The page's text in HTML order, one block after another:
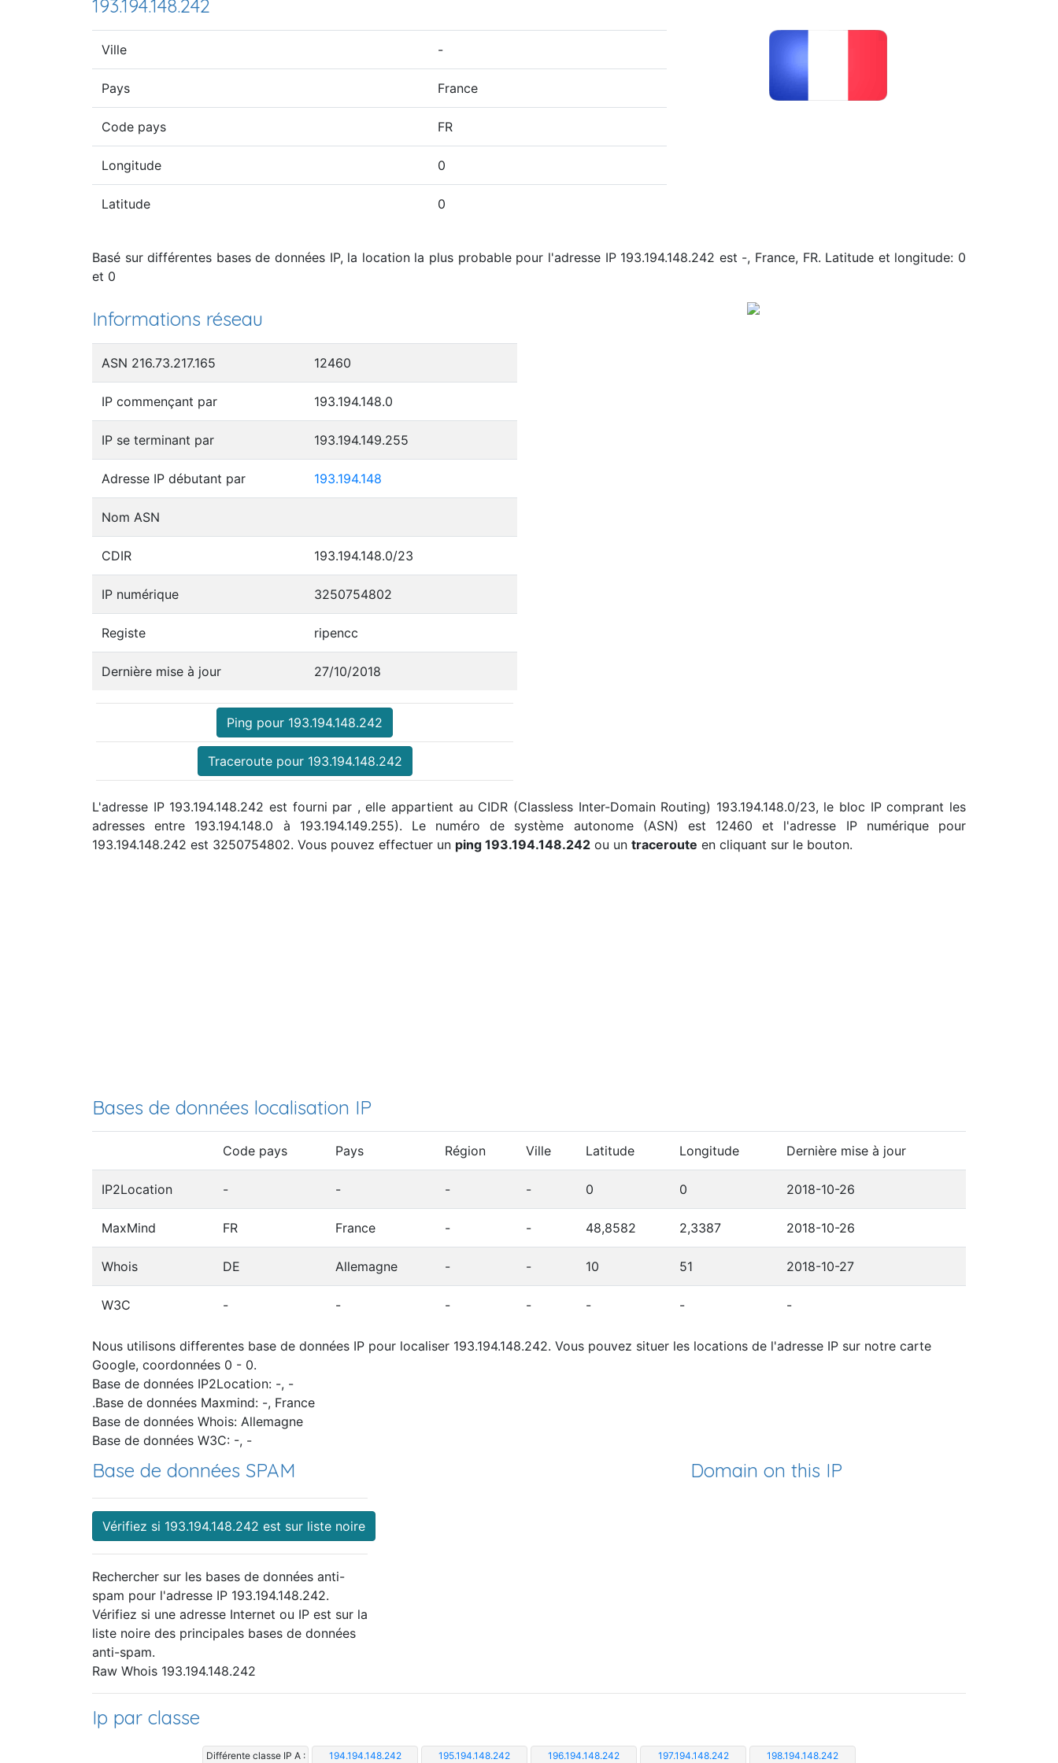
193.194.148.242
Ville -
Pays France
Code pays FR
Longitude 0
Latitude 0
Basé sur différentes bases de données IP, la location la plus probable pour l'adresse IP 193.194.148.242 est -, France, FR. Latitude et longitude: 0
et 0
Informations réseau
ASN 216.73.217.165 12460
IP commençant par 193.194.148.0
IP se terminant par 193.194.149.255
Adresse IP débutant par 193.194.148
Nom ASN
CDIR 193.194.148.0/23
IP numérique 3250754802
Registe ripencc
Dernière mise à jour 27/10/2018
Ping pour 193.194.148.242
Traceroute pour 193.194.148.242
L'adresse IP 193.194.148.242 est fourni par , elle appartient au CIDR (Classless Inter-Domain Routing) 193.194.148.0/23, le bloc IP comprant les
adresses entre 193.194.148.0 à 193.194.149.255). Le numéro de système autonome (ASN) est 12460 et l'adresse IP numérique pour
193.194.148.242 est 3250754802. Vous pouvez effectuer un ping 193.194.148.242 ou un traceroute en cliquant sur le bouton.
Bases de données localisation IP
Code pays Pays Région Ville Latitude Longitude Dernière mise à jour
IP2Location - - - - 0 0 2018-10-26
MaxMind FR France - - 48,8582 2,3387 2018-10-26
Whois DE Allemagne - - 10 51 2018-10-27
W3C - - - - - - -
Nous utilisons differentes base de données IP pour localiser 193.194.148.242. Vous pouvez situer les locations de l'adresse IP sur notre carte
Google, coordonnées 0 - 0.
Base de données IP2Location: -, -
.Base de données Maxmind: -, France
Base de données Whois: Allemagne
Base de données W3C: -, -
Base de données SPAM
Vérifiez si 193.194.148.242 est sur liste noire
Rechercher sur les bases de données anti-
spam pour l'adresse IP 193.194.148.242.
Vérifiez si une adresse Internet ou IP est sur la
liste noire des principales bases de données
anti-spam.
Domain on this IP
Raw Whois 193.194.148.242
Ip par classe
Différente classe IP A : 194.194.148.242 195.194.148.242 196.194.148.242 197.194.148.242 198.194.148.242